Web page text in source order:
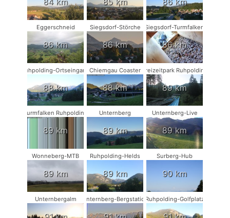
Eggerschneid
86 km
Siegsdorf-Störche
86 km
Siegsdorf-Turmfalken
86 km
Ruhpolding-Ortseingang
88 km
Chiemgau Coaster
88 km
Freizeitpark Ruhpolding
89 km
Turmfalken Ruhpolding
89 km
Unternberg
89 km
Unternberg-Live
89 km
Wonneberg-MTB
89 km
Ruhpolding-Helds
89 km
Surberg-Hub
90 km
Unternbergalm Unternberg-BergstationRuhpolding-Golfplatz